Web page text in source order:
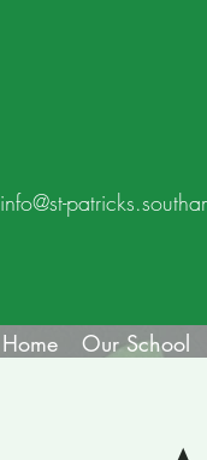
info@st-
Home Our School